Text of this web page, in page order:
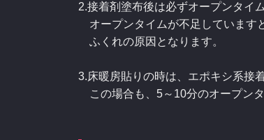
2.接着剤塗布後は必ずオープンタイ
オープンタイムが不足しています
ふくれの原因となります。
3.床暖房貼りの時は、エポキシ系接
この場合も、5～10分のオープン